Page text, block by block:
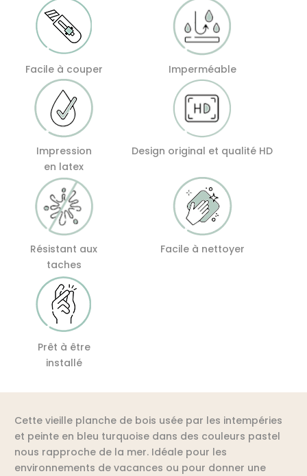
Facile à couper Imperméable
Impression
en latex
Design original et qualité HD
Résistant aux
taches
Facile à nettoyer
Prêt à être
installé
Cette vieille planche de bois usée par les intempéries
et peinte en bleu turquoise dans des couleurs pastel
nous rapproche de la mer. Idéale pour les
environnements de vacances ou pour donner une